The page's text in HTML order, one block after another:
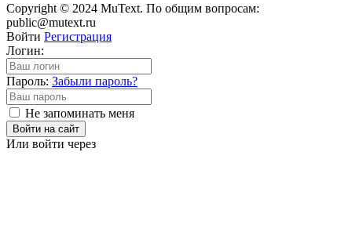
Copyright © 2024 MuText. По общим вопросам:
public@mutext.ru
Войти Регистрация
Логин:
Пароль: Забыли пароль?
Не запоминать меня
Войти на сайт
Или войти через